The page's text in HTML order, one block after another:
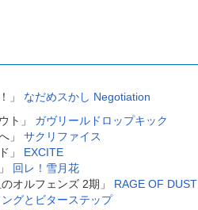
」 なだめスかし Negotiation
ト」 ガヴリールドロップキック
」 サクリファイス
」 EXCITE
回レ！雪月花
オルフェンズ 2期」 RAGE OF DUST
グとビターステップ